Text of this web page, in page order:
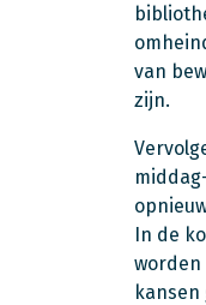
van
zijn.
In de
worden